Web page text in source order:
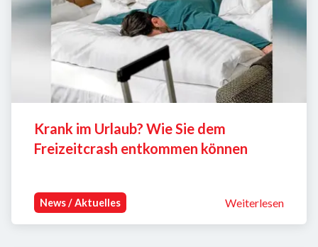
Krank im Urlaub? Wie Sie dem
Freizeitcrash entkommen können
News / Aktuelles Weiterlesen